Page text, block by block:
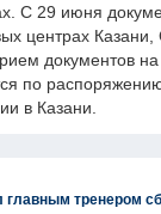
С 29 июня
центрах
документов на
по
в Казани.
главным тренером